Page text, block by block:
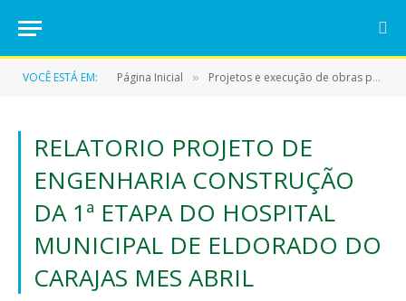
VOCÊ ESTÁ EM: Página Inicial » Projetos e execução de obras públicas
RELATORIO PROJETO DE
ENGENHARIA CONSTRUÇÃO
DA 1ª ETAPA DO HOSPITAL
MUNICIPAL DE ELDORADO DO
CARAJAS MES ABRIL